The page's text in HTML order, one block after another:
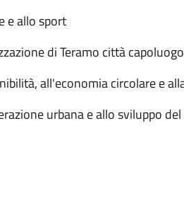
e allo sport
di Teramo città capoluogo
all'economia circolare e
urbana e allo sviluppo